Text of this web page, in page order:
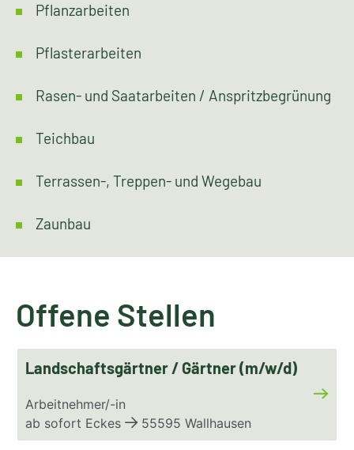
Pflanzarbeiten
Pflasterarbeiten
Rasen- und Saatarbeiten / Anspritzbegrünung
Teichbau
Terrassen-, Treppen- und Wegebau
Zaunbau
Offene Stellen
Landschaftsgärtner / Gärtner (m/w/d)
Arbeitnehmer/-in
ab sofort Eckes 55595 Wallhausen
Link